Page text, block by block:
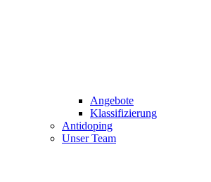
Angebote
Klassifizierung
Antidoping
Unser Team